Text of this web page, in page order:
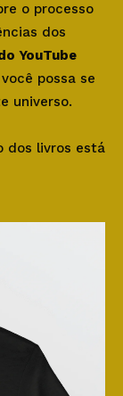
o processo
dos
YouTube
possa se
universo.
dos livros está